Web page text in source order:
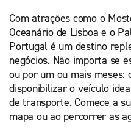
Com atrações como o
Oceanário de Lisboa e o
Portugal é um destino
negócios. Não importa se
ou por um ou mais meses:
disponibilizar o veículo
de transporte. Comece a
mapa ou ao percorrer as